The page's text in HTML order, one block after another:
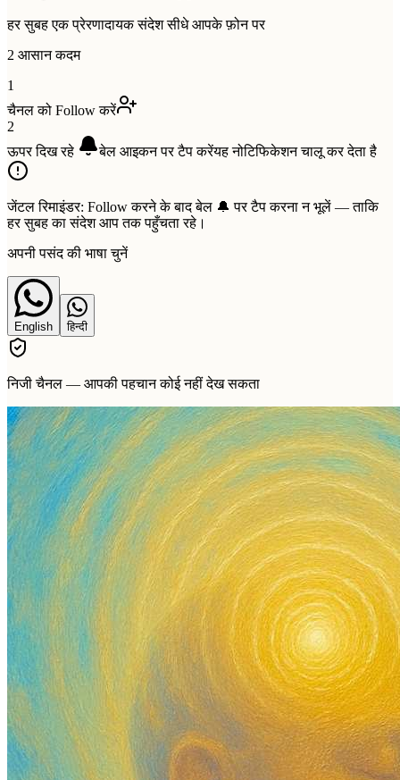
हर सुबह एक प्रेरणादायक संदेश सीधे आपके फ़ोन पर
2 आसान कदम
1
चैनल को Follow करें
2
ऊपर दिख रहे
बेल आइकन पर टैप करेंयह नोटिफिकेशन चालू कर देता है
जेंटल रिमाइंडर: Follow करने के बाद बेल 🔔 पर टैप करना न भूलें — ताकि
हर सुबह का संदेश आप तक पहुँचता रहे।
अपनी पसंद की भाषा चुनें
English हिन्दी
निजी चैनल — आपकी पहचान कोई नहीं देख सकता